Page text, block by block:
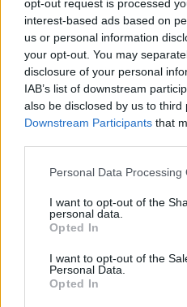
opt-out request is processed
interest-based ads based on
us or personal information
your opt-out. You may
disclosure of your personal
IAB’s list of downstream
also be disclosed by us to third
Downstream Participants that
Personal Data Processing
I want to opt-out of the
personal data.
Opted In
I want to opt-out of the
Personal Data.
Opted In
Π. Μαρινάκης: «Το
περιμένει»
Ε. Τουρνάς: Πάνω από 400